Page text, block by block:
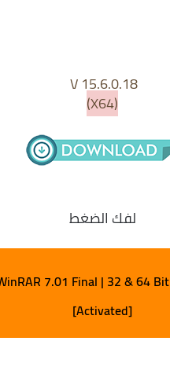
15.6.0.18 V
(X64)
لفك الضغط
7.01 Final | 32 & 64 Bit
[Activated]